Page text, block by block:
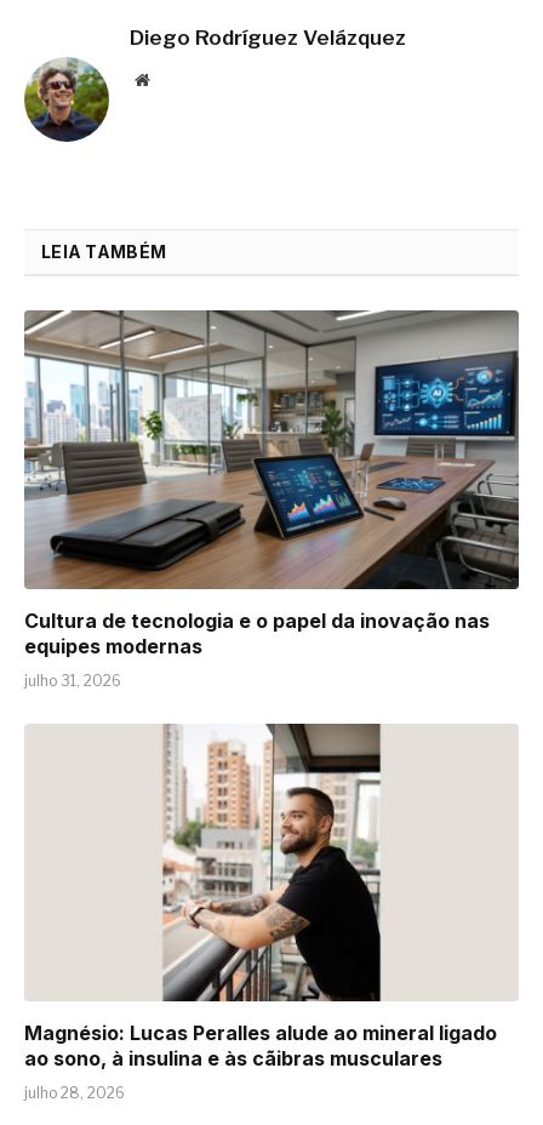
Diego Rodríguez Velázquez
Website
LEIA TAMBÉM
Cultura de tecnologia e o papel da inovação nas
equipes modernas
julho 31, 2026
Magnésio: Lucas Peralles alude ao mineral ligado
ao sono, à insulina e às cãibras musculares
julho 28, 2026